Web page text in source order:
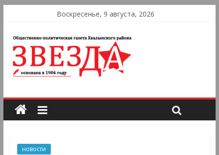
Воскресенье, 9 августа, 2026
новости